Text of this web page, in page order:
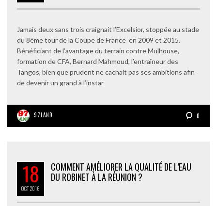
Jamais deux sans trois craignait l’Excelsior, stoppée au stade
du 8ème tour de la Coupe de France en 2009 et 2015.
Bénéficiant de l’avantage du terrain contre Mulhouse,
formation de CFA, Bernard Mahmoud, l’entraîneur des
Tangos, bien que prudent ne cachait pas ses ambitions afin
de devenir un grand à l’instar
97LAND 0
18
OCT2016
COMMENT AMÉLIORER LA QUALITÉ DE L’EAU
DU ROBINET À LA RÉUNION ?